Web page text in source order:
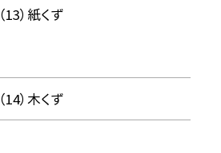
（13）紙くず
（14）木くず